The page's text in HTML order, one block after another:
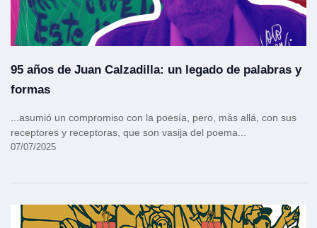
95 años de Juan Calzadilla: un legado de palabras y
formas
...asumió un compromiso con la poesía, pero, más allá, con sus
receptores y receptoras, que son vasija del poema...
07/07/2025